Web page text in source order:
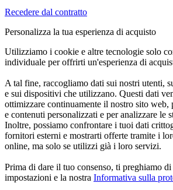
Recedere dal contratto
Personalizza la tua esperienza di acquisto
Utilizziamo i cookie e altre tecnologie solo
individuale per offrirti un'esperienza di
A tal fine, raccogliamo dati sui nostri utenti,
e sui dispositivi che utilizzano. Questi dati
ottimizzare continuamente il nostro sito web,
e contenuti personalizzati e per analizzare le
Inoltre, possiamo confrontare i tuoi dati
fornitori esterni e mostrarti offerte tramite i
online, ma solo se utilizzi già i loro servizi.
Prima di dare il tuo consenso, ti preghiamo
impostazioni e la nostra Informativa sulla